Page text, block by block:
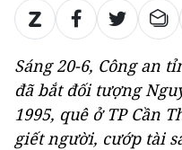
Sáng 20-6, Công an
đã bắt đối tượng
1995, quê ở TP Cần
giết người, cướp tài